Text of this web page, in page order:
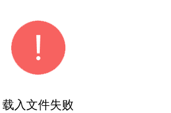
载入文件失败